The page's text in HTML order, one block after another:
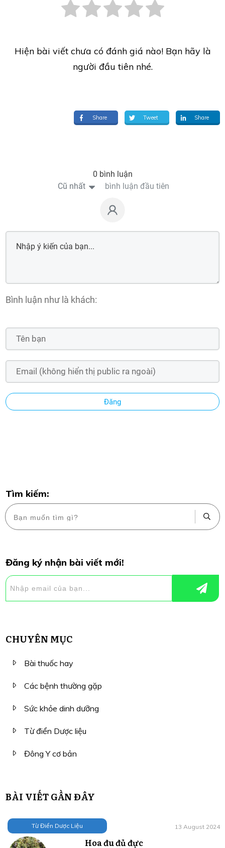
Hiện bài viết chưa có đánh giá nào! Bạn hãy là
người đầu tiên nhé.
Share Tweet Share
0 bình luận
Cũ nhất
bình luận đầu tiên
Bình luận như là khách:
Đăng
Tìm kiếm:
Đăng ký nhận bài viết mới!
CHUYÊN MỤC
Bài thuốc hay
Các bệnh thường gặp
Sức khỏe dinh dưỡng
Từ điển Dược liệu
Đông Y cơ bản
BÀI VIẾT GẦN ĐÂY
Từ Điển Dược Liệu 13 August 2024
Hoa đu đủ đực